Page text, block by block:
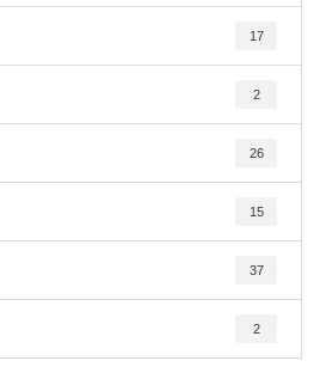
17
2
26
15
37
2